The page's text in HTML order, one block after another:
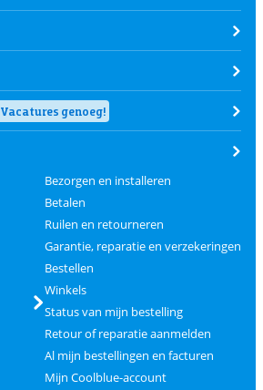
Vacatures genoeg!
Bezorgen en installeren
Betalen
Ruilen en retourneren
Garantie, reparatie en verzekeringen
Bestellen
Winkels
Status van mijn bestelling
Retour of reparatie aanmelden
Al mijn bestellingen en facturen
Mijn Coolblue-account